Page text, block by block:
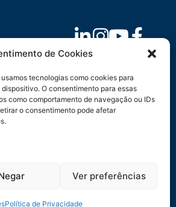
de Cookies
tecnologias como cookies para
O consentimento para essas
como comportamento de navegação ou IDs
o consentimento pode afetar
Ver preferências
Política de Privacidade